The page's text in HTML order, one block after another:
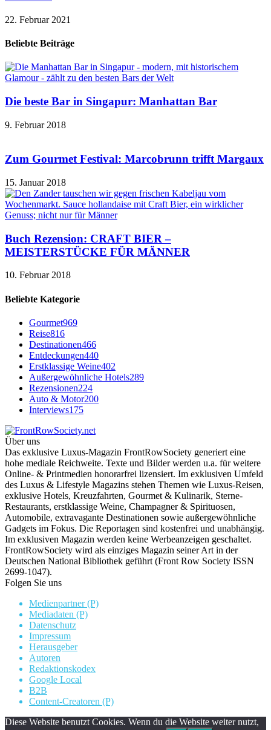
22. Februar 2021
Beliebte Beiträge
Die beste Bar in Singapur: Manhattan Bar
9. Februar 2018
Zum Gourmet Festival: Marcobrunn trifft Margaux
15. Januar 2018
Buch Rezension: CRAFT BIER –
MEISTERSTÜCKE FÜR MÄNNER
10. Februar 2018
Beliebte Kategorie
Gourmet969
Reise816
Destinationen466
Entdeckungen440
Erstklassige Weine402
Außergewöhnliche Hotels289
Rezensionen224
Auto & Motor200
Interviews175
Über uns
Das exklusive Luxus-Magazin FrontRowSociety generiert eine
hohe mediale Reichweite. Texte und Bilder werden u.a. für weitere
Online- & Printmedien honorarfrei lizensiert. Im exklusiven Umfeld
des Luxus & Lifestyle Magazins stehen Themen wie Luxus-Reisen,
exklusive Hotels, Kreuzfahrten, Gourmet & Kulinarik, Sterne-
Restaurants, erstklassige Weine, Champagner & Spirituosen,
Automobile, extravagante Destinationen sowie außergewöhnliche
Gadgets im Fokus. Die Reportagen sind kostenfrei und unabhängig.
Im exklusiven Magazin werden keine Werbeanzeigen geschaltet.
FrontRowSociety wird als einziges Magazin seiner Art in der
Deutschen National Bibliothek geführt (Front Row Society ISSN
2699-1047).
Folgen Sie uns
Medienpartner (P)
Mediadaten (P)
Datenschutz
Impressum
Herausgeber
Autoren
Redaktionskodex
Google Local
B2B
Content-Creatoren (P)
Diese Website benutzt Cookies. Wenn du die Website weiter nutzt,